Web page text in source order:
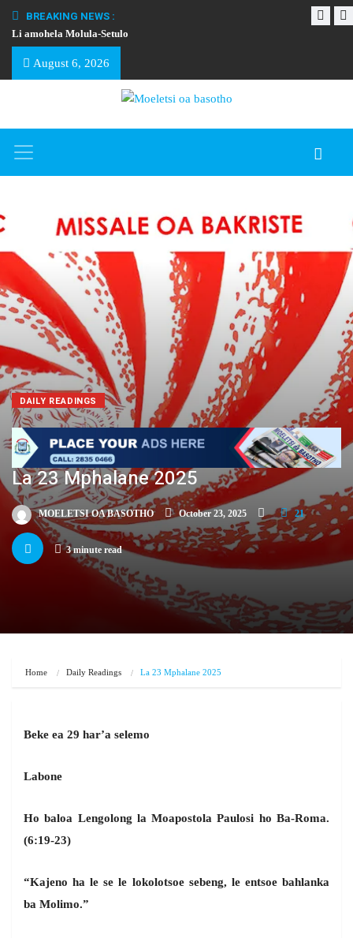
BREAKING NEWS :
Li amohela Molula-Setulo
August 6, 2026
DAILY READINGS
La 23 Mphalane 2025
MOELETSI OA BASOTHO October 23, 2025 21
3 minute read
Home Daily Readings La 23 Mphalane 2025
Beke ea 29 har’a selemo
Labone
Ho baloa Lengolong la Moapostola Paulosi ho Ba-Roma.
(6:19-23)
“Kajeno ha le se le lokolotsoe sebeng, le entsoe bahlanka
ba Molimo.”